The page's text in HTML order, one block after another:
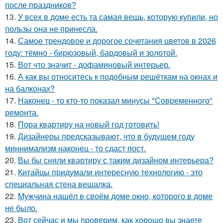
после праздников?
13. У всех в доме есть та самая вещь, которую купили, но
пользы она не принесла.
14. Самое трендовое и дорогое сочетания цветов в 2026
году: тёмно - бирюзовый, бардовый и золотой.
15. Вот что значит - дофаминовый интерьер.
16. А как вы относитесь к подобным решёткам на окнах и
на балконах?
17. Наконец - то кто-то показал минусы "Современного"
ремонта.
18. Пора квартиру на новый год готовить!
19. Дизайнеры предсказывают, что в будущем году
миннимализм наконец - то сдаст пост.
20. Вы бы сняли квартиру с таким дизайном интерьера?
21. Китайцы придумали интересную технологию - это
специальная стена вешалка.
22. Мужчина нашёл в своём доме окно, которого в доме
не было.
23. Вот сейчас и мы проверим, как хорошо вы знаете